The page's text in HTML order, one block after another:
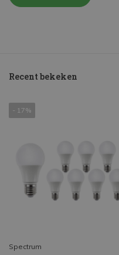
Recent bekeken
- 17%
Spectrum